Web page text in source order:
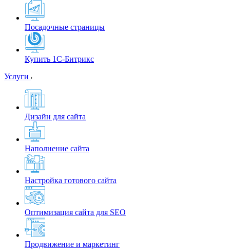
Посадочные страницы
Купить 1С-Битрикс
Услуги
Дизайн для сайта
Наполнение сайта
Настройка готового сайта
Оптимизация сайта для SEO
Продвижение и маркетинг